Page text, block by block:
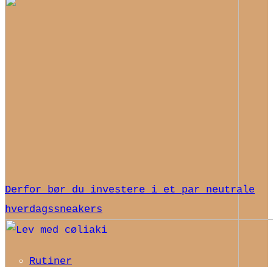
Derfor bør du investere i et par neutrale
hverdagssneakers
Rutiner